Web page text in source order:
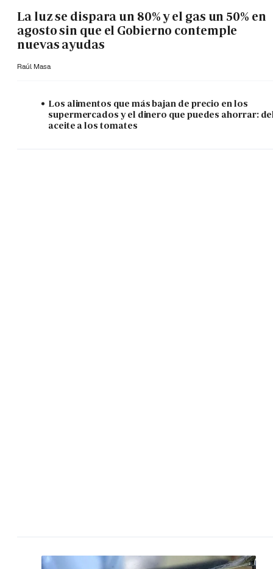
La luz se dispara un 80% y el gas un 50% en
agosto sin que el Gobierno contemple
nuevas ayudas
Raúl Masa
Los alimentos que más bajan de precio en los
supermercados y el dinero que puedes ahorrar:
aceite a los tomates